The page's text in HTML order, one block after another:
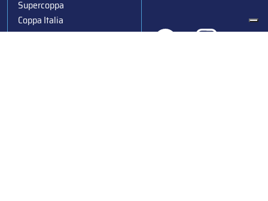
Supercoppa
Coppa Italia